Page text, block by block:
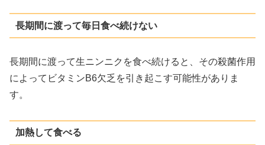
長期間に渡って毎日食べ続けない
長期間に渡って生ニンニクを食べ続けると、その殺菌作用
によってビタミンB6欠乏を引き起こす可能性がありま
す。
加熱して食べる